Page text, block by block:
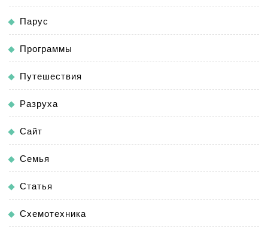
Парус
Программы
Путешествия
Разруха
Сайт
Семья
Статья
Схемотехника